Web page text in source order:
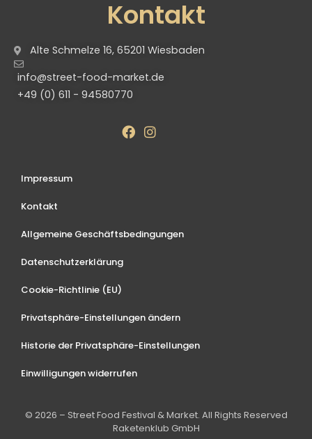
Kontakt
Alte Schmelze 16, 65201 Wiesbaden
info@street-food-market.de
+49 (0) 611 - 94580770
Impressum
Kontakt
Allgemeine Geschäftsbedingungen
Datenschutzerklärung
Cookie-Richtlinie (EU)
Privatsphäre-Einstellungen ändern
Historie der Privatsphäre-Einstellungen
Einwilligungen widerrufen
© 2026 – Street Food Festival & Market. All Rights Reserved
Raketenklub GmbH